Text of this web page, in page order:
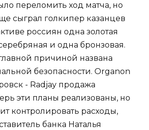
переломить ход матча, но
сыграл голкипер казанцев
россиян одна золотая
и одна бронзовая.
причиной названа
безопасности. Organon
- Radjay продажа
эти планы реализованы, но
контролировать расходы,
банка Наталья